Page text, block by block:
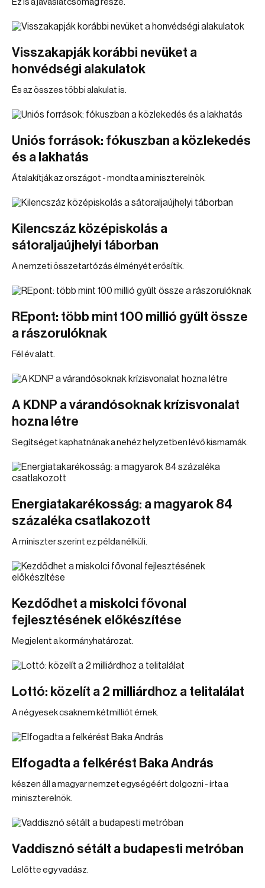
Ez is a javaslatcsomag része.
Visszakapják korábbi nevüket a
honvédségi alakulatok
És az összes többi alakulat is.
Uniós források: fókuszban a közlekedés
és a lakhatás
Átalakítják az országot - mondta a miniszterelnök.
Kilencszáz középiskolás a
sátoraljaújhelyi táborban
A nemzeti összetartózás élményét erősítik.
REpont: több mint 100 millió gyűlt össze
a rászorulóknak
Fél év alatt.
A KDNP a várandósoknak krízisvonalat
hozna létre
Segítséget kaphatnának a nehéz helyzetben lévő kismamák.
Energiatakarékosság: a magyarok 84
százaléka csatlakozott
A miniszter szerint ez példa nélküli.
Kezdődhet a miskolci fővonal
fejlesztésének előkészítése
Megjelent a kormányhatározat.
Lottó: közelít a 2 milliárdhoz a telitalálat
A négyesek csaknem kétmilliót érnek.
Elfogadta a felkérést Baka András
készen áll a magyar nemzet egységéért dolgozni - írta a
miniszterelnök.
Vaddisznó sétált a budapesti metróban
Lelőtte egy vadász.